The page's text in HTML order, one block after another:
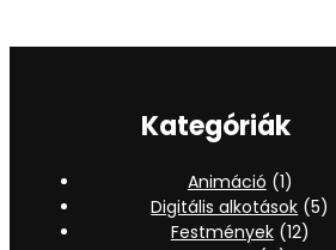
Kategóriák
Animáció (1)
Digitális alkotások (5)
Festmények(12)